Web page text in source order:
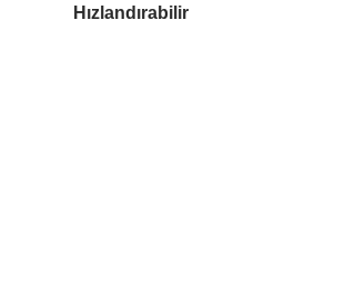
Hızlandırabilir